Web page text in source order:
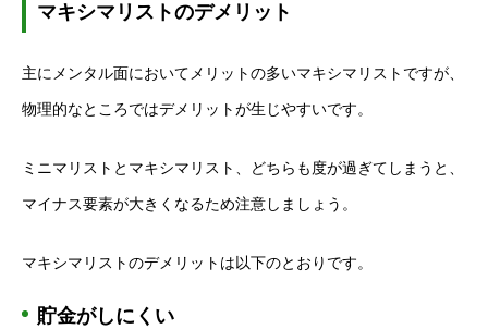
マキシマリストのデメリット
主にメンタル面においてメリットの多いマキシマリストですが、
物理的なところではデメリットが生じやすいです。
ミニマリストとマキシマリスト、どちらも度が過ぎてしまうと、
マイナス要素が大きくなるため注意しましょう。
マキシマリストのデメリットは以下のとおりです。
貯金がしにくい